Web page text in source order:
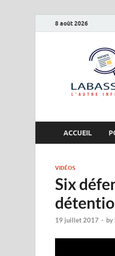
8 août 2026
ACCUEIL
VIDÉOS
Six
19 juillet 2017 - by